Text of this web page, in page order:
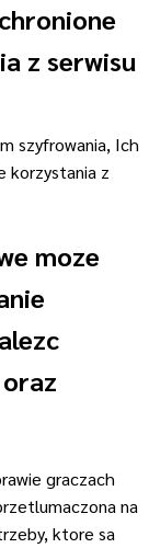
z serwisu
szyfrowania, Ich
korzystania z
moze
graczach
na
ktore sa